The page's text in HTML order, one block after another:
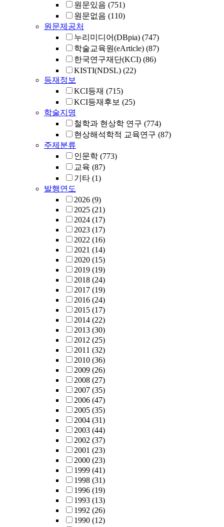
원문있음 (751)
원문없음 (110)
원문제공처
누리미디어(DBpia) (747)
학술교육원(eArticle) (87)
한국연구재단(KCI) (86)
KISTI(NDSL) (22)
등재정보
KCI등재 (715)
KCI등재후보 (25)
학술지명
철학과 현상학 연구 (774)
현상해석학적 교육연구 (87)
주제분류
인문학 (773)
교육 (87)
기타 (1)
발행연도
2026 (9)
2025 (21)
2024 (17)
2023 (17)
2022 (16)
2021 (14)
2020 (15)
2019 (19)
2018 (24)
2017 (19)
2016 (24)
2015 (17)
2014 (22)
2013 (30)
2012 (25)
2011 (32)
2010 (36)
2009 (26)
2008 (27)
2007 (35)
2006 (47)
2005 (35)
2004 (31)
2003 (44)
2002 (37)
2001 (23)
2000 (23)
1999 (41)
1998 (31)
1996 (19)
1993 (13)
1992 (26)
1990 (12)